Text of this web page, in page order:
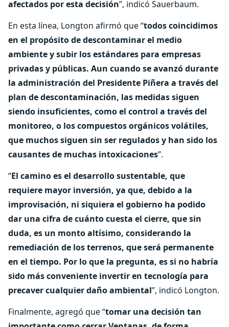
afectados por esta decisión”, indicó Sauerbaum.
En esta línea, Longton afirmó que “todos coincidimos
en el propósito de descontaminar el medio
ambiente y subir los estándares para empresas
privadas y públicas. Aun cuando se avanzó durante
la administración del Presidente Piñera a través del
plan de descontaminación, las medidas siguen
siendo insuficientes, como el control a través del
monitoreo, o los compuestos orgánicos volátiles,
que muchos siguen sin ser regulados y han sido los
causantes de muchas intoxicaciones”.
“El camino es el desarrollo sustentable, que
requiere mayor inversión, ya que, debido a la
improvisación, ni siquiera el gobierno ha podido
dar una cifra de cuánto cuesta el cierre, que sin
duda, es un monto altísimo, considerando la
remediación de los terrenos, que será permanente
en el tiempo. Por lo que la pregunta, es si no habría
sido más conveniente invertir en tecnología para
precaver cualquier daño ambiental”, indicó Longton.
Finalmente, agregó que “tomar una decisión tan